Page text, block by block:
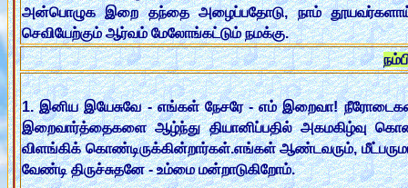
அன்பொழுக இறை தந்தை அழைப்பதோடு, நாம் தூயவர்களாய்
செவியேற்கும் ஆர்வம் மேலோங்கட்டும் நமக்கு.
1. இனிய இயேசுவே - எங்கள் நேசரே - எம் இறைவா!
இறைவார்த்தைகளை ஆழ்ந்து தியானிப்பதில் அகமகிழ்வு
விளங்கிக் கொண்டிருக்கின்றார்கள்.எங்கள் ஆண்டவரும்,
வேண்டி திருச்சுதனே - உம்மை மன்றாடுகிறோம்.